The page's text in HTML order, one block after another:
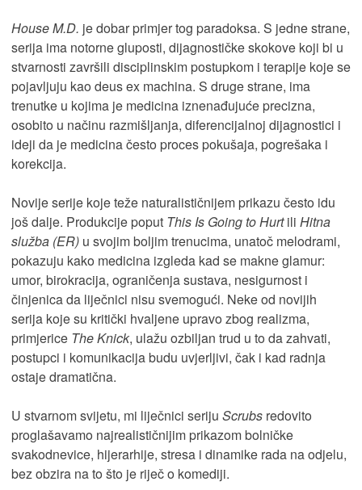
House M.D. je dobar primjer tog paradoksa. S jedne strane,
serija ima notorne gluposti, dijagnostičke skokove koji bi u
stvarnosti završili disciplinskim postupkom i terapije koje se
pojavljuju kao deus ex machina. S druge strane, ima
trenutke u kojima je medicina iznenađujuće precizna,
osobito u načinu razmišljanja, diferencijalnoj dijagnostici i
ideji da je medicina često proces pokušaja, pogrešaka i
korekcija.
Novije serije koje teže naturalističnijem prikazu često idu
još dalje. Produkcije poput This Is Going to Hurtili Hitna
služba (ER) u svojim boljim trenucima, unatoč melodrami,
pokazuju kako medicina izgleda kad se makne glamur:
umor, birokracija, ograničenja sustava, nesigurnost i
činjenica da liječnici nisu svemogući. Neke od novijih
serija koje su kritički hvaljene upravo zbog realizma,
primjerice The Knick, ulažu ozbiljan trud u to da zahvati,
postupci i komunikacija budu uvjerljivi, čak i kad radnja
ostaje dramatična.
U stvarnom svijetu, mi liječnici seriju Scrubs redovito
proglašavamo najrealističnijim prikazom bolničke
svakodnevice, hijerarhije, stresa i dinamike rada na odjelu,
bez obzira na to što je riječ o komediji.